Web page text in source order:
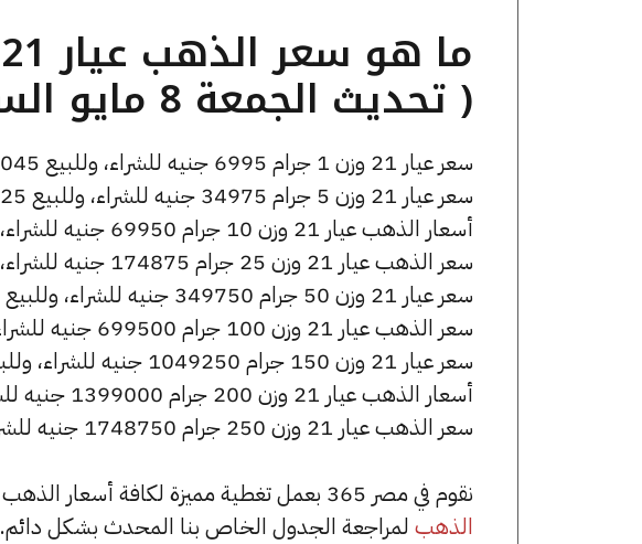
( تحديث الجمعة 8 مايو الساعة 4:55 مساءً )
سعر عيار 21 وزن 1 جرام 6995 جنيه للشراء، وللبيع 7045 جنيه.
سعر عيار 21 وزن 5 جرام 34975 جنيه للشراء، وللبيع 35225 جنيه.
أسعار الذهب عيار 21 وزن 10 جرام 69950 جنيه للشراء، وللبيع 70450 جنيه.
سعر الذهب عيار 21 وزن 25 جرام 174875 جنيه للشراء، وللبيع 176125 جنيه.
سعر عيار 21 وزن 50 جرام 349750 جنيه للشراء، وللبيع 352250 جنيه.
سعر الذهب عيار 21 وزن 100 جرام 699500 جنيه للشراء، وللبيع 704500 جنيه.
سعر عيار 21 وزن 150 جرام 1049250 جنيه للشراء، وللبيع 1056750 جنيه.
أسعار الذهب عيار 21 وزن 200 جرام 1399000 جنيه للشراء، وللبيع 1409000 جنيه.
سعر الذهب عيار 21 وزن 250 جرام 1748750 جنيه للشراء، وللبيع 1761250 جنيه.
نقوم في مصر 365 بعمل تغطية مميزة لكافة أسعار الذهب في مصر، يمكنك الاطلاع على صفحة
الذهب لمراجعة الجدول الخاص بنا المحدث بشكل دائم.